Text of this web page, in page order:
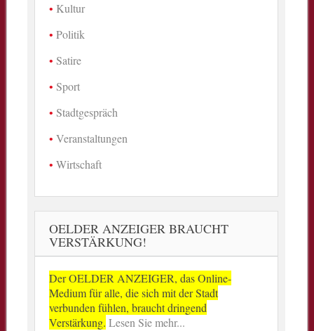
Kultur
Politik
Satire
Sport
Stadtgespräch
Veranstaltungen
Wirtschaft
OELDER ANZEIGER BRAUCHT
VERSTÄRKUNG!
Der OELDER ANZEIGER, das Online-
Medium für alle, die sich mit der Stadt
verbunden fühlen, braucht dringend
Verstärkung. Lesen Sie mehr...